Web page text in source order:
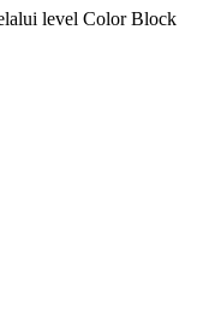
level Color Block